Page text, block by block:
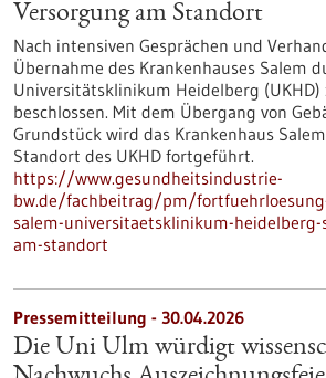
Versorgung am Standort
Nach intensiven Gesprächen und
Übernahme des Krankenhauses Salem
Universitätsklinikum Heidelberg (UKHD)
beschlossen. Mit dem Übergang von
Grundstück wird das Krankenhaus
Standort des UKHD fortgeführt.
https://www.gesundheitsindustrie-
bw.de/fachbeitrag/pm/
salem-universitaetsklinikum-
am-standort
Pressemitteilung - 30.04.2026
Die Uni Ulm würdigt